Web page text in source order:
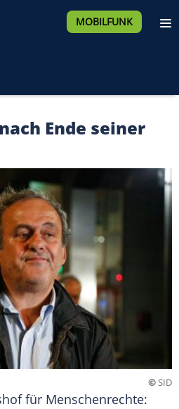
MOBILFUNK
Ende seiner
©SID
für Menschenrechte: